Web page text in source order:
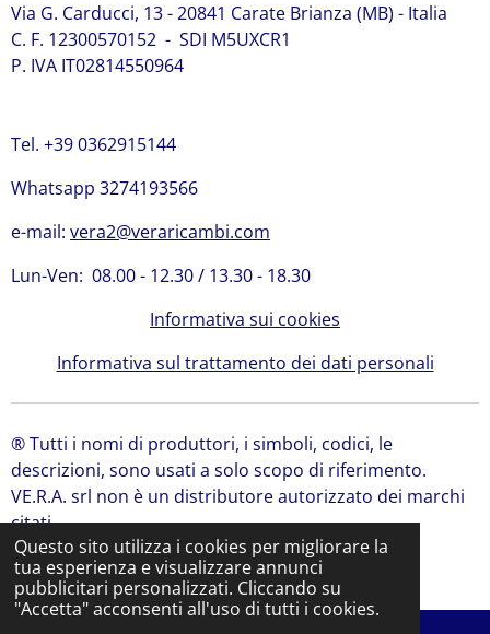
Questo sito utilizza i cookies per migliorare la
tua esperienza e visualizzare annunci
pubblicitari personalizzati. Cliccando su
"Accetta" acconsenti all'uso di tutti i cookies.
Via G. Carducci, 13 - 20841 Carate Brianza (MB) - Italia
C. F. 12300570152 - SDI M5UXCR1
P. IVA IT02814550964
Tel. +39 0362915144
Whatsapp 3274193566
e-mail: vera2@veraricambi.com
Lun-Ven: 08.00 - 12.30 / 13.30 - 18.30
Informativa sui cookies
Informativa sul trattamento dei dati personali
® Tutti i nomi di produttori, i simboli, codici, le
descrizioni, sono usati a solo scopo di riferimento.
VE.R.A. srl non è un distributore autorizzato dei marchi
citati.
© 2024 VE.R.A. Srl | Ricambi Bobcat, Ricambi JCB
Fornito daWebador